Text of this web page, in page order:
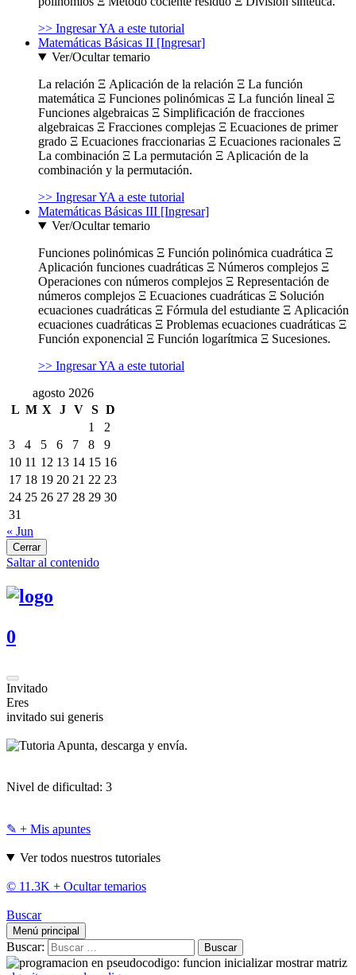
>> Ingresar YA a este tutorial
Matemáticas Básicas II [Ingresar]
Ver/Ocultar temario
La relación Ξ Aplicación de la relación Ξ La función
matemática Ξ Funciones polinómicas Ξ La función lineal Ξ
Funciones algebraicas Ξ Simplificación de fracciones
algebraicas Ξ Fracciones complejas Ξ Ecuaciones de primer
grado Ξ Ecuaciones fraccionarias Ξ Ecuaciones racionales Ξ
La combinación Ξ La permutación Ξ Aplicación de la
combinación y la permutación.
>> Ingresar YA a este tutorial
Matemáticas Básicas III [Ingresar]
Ver/Ocultar temario
Funciones polinómicas Ξ Función polinómica cuadrática Ξ
Aplicación funciones cuadráticas Ξ Números complejos Ξ
Operaciones con números complejos Ξ Representación de
números complejos Ξ Ecuaciones cuadráticas Ξ Solución
ecuaciones cuadráticas Ξ Fórmula del estudiante Ξ Aplicación
ecuaciones cuadráticas Ξ Problemas ecuaciones cuadráticas Ξ
Función exponencial Ξ Función logarítmica Ξ Sucesiones.
>> Ingresar YA a este tutorial
agosto 2026
L M X J V S D
1
2
3
4 5 6 7 8
9
10 11 12 13 14 15 16
17 18 19 20 21 22 23
24 25 26 27 28 29 30
31
« Jun
Cerrar
Saltar al contenido
0
Invitado
Eres
invitado sui generis
Apunta, descarga y envía.
Nivel de dificultad: 3
✎ + Mis apuntes
Ver todos nuestros tutoriales
© 11.3K + Ocultar temarios
Buscar
Menú principal
Buscar: